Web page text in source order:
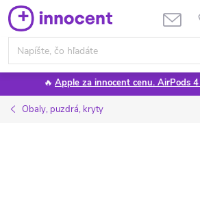
Prejsť
na
obsah
🔥 Apple za innocent cenu. AirPods
Obaly, puzdrá, kryty